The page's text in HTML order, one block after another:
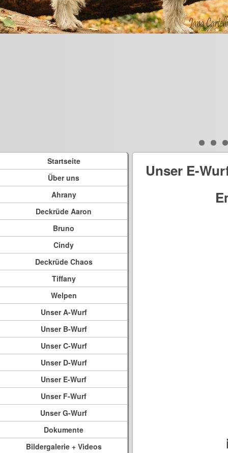
Startseite
Über uns
Ahrany
Deckrüde Aaron
Bruno
Cindy
Deckrüde Chaos
Tiffany
Welpen
Unser A-Wurf
Unser B-Wurf
Unser C-Wurf
Unser D-Wurf
Unser E-Wurf
Unser F-Wurf
Unser G-Wurf
Dokumente
Bildergalerie + Videos
Unser E-